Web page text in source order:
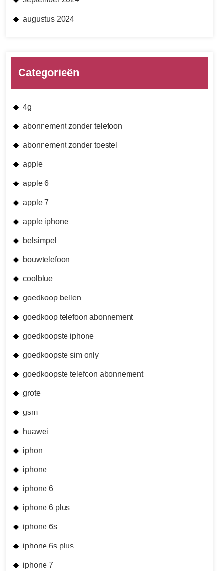
augustus 2024
Categorieën
4g
abonnement zonder telefoon
abonnement zonder toestel
apple
apple 6
apple 7
apple iphone
belsimpel
bouwtelefoon
coolblue
goedkoop bellen
goedkoop telefoon abonnement
goedkoopste iphone
goedkoopste sim only
goedkoopste telefoon abonnement
grote
gsm
huawei
iphon
iphone
iphone 6
iphone 6 plus
iphone 6s
iphone 6s plus
iphone 7